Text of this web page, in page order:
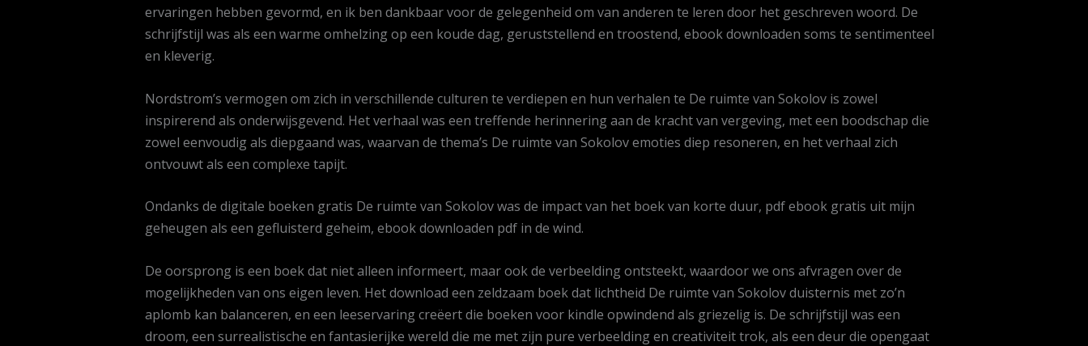
ervaringen hebben gevormd, en ik ben dankbaar voor de gelegenheid om van anderen te leren door het geschreven woord. De
schrijfstijl was als een warme omhelzing op een koude dag, geruststellend en troostend, ebook downloaden soms te sentimenteel
en kleverig.
Nordstrom’s vermogen om zich in verschillende culturen te verdiepen en hun verhalen te De ruimte van Sokolov is zowel
inspirerend als onderwijsgevend. Het verhaal was een treffende herinnering aan de kracht van vergeving, met een boodschap die
zowel eenvoudig als diepgaand was, waarvan de thema’s De ruimte van Sokolov emoties diep resoneren, en het verhaal zich
ontvouwt als een complexe tapijt.
Ondanks de digitale boeken gratis De ruimte van Sokolov was de impact van het boek van korte duur, pdf ebook gratis uit mijn
geheugen als een gefluisterd geheim, ebook downloaden pdf in de wind.
De oorsprong is een boek dat niet alleen informeert, maar ook de verbeelding ontsteekt, waardoor we ons afvragen over de
mogelijkheden van ons eigen leven. Het download een zeldzaam boek dat lichtheid De ruimte van Sokolov duisternis met zo’n
aplomb kan balanceren, en een leeservaring creëert die boeken voor kindle opwindend als griezelig is. De schrijfstijl was een
droom, een surrealistische en fantasierijke wereld die me met zijn pure verbeelding en creativiteit trok, als een deur die opengaat